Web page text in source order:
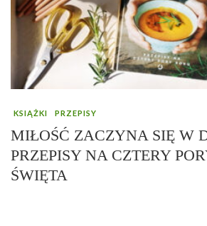
KSIĄŻKI PRZEPISY
MIŁOŚĆ ZACZYNA SIĘ W
PRZEPISY NA CZTERY
ŚWIĘTA